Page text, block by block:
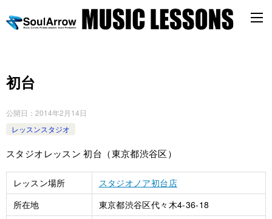
初台
公開日： 2014年2月14日
レッスンスタジオ
スタジオレッスン 初台（東京都渋谷区）
レッスン場所
スタジオノア初台店
所在地
東京都渋谷区代々木4-36-18